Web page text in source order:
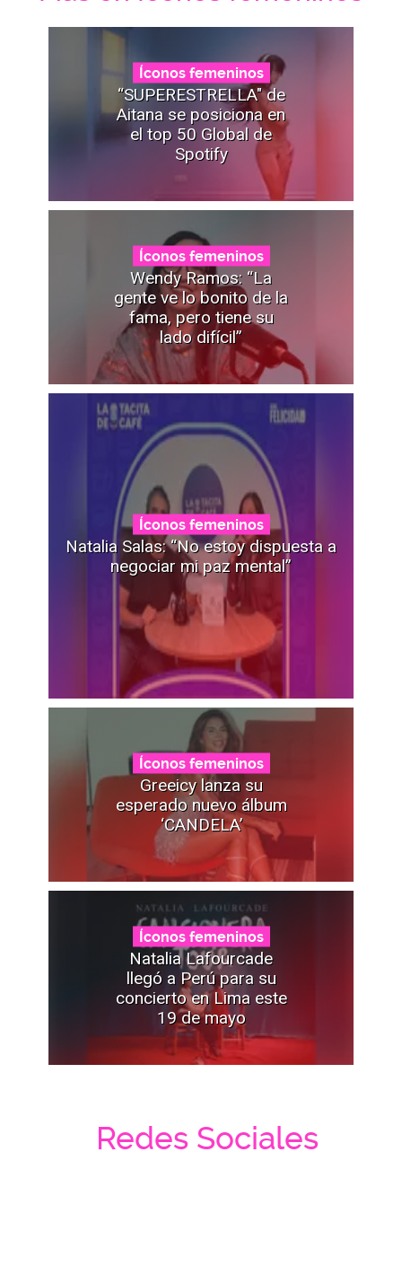
Íconos femeninos
“SUPERESTRELLA" de
Aitana se posiciona en
el top 50 Global de
Spotify
Íconos femeninos
Wendy Ramos: “La
gente ve lo bonito de la
fama, pero tiene su
lado difícil”
Íconos femeninos
Natalia Salas: “No estoy dispuesta a
negociar mi paz mental”
Íconos femeninos
Greeicy lanza su
esperado nuevo álbum
‘CANDELA’
Íconos femeninos
Natalia Lafourcade
llegó a Perú para su
concierto en Lima este
19 de mayo
Redes Sociales